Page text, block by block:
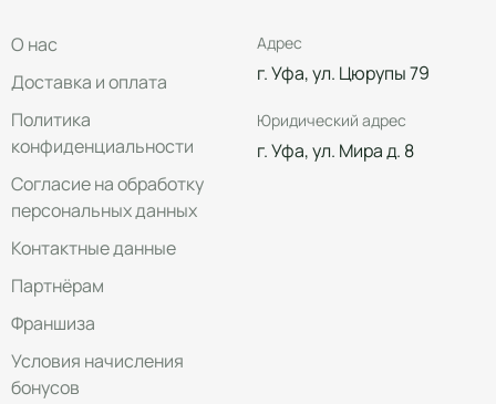
О нас
Доставка и оплата
Политика
конфиденциальности
Согласие на обработку
персональных данных
Контактные данные
Партнёрам
Франшиза
Условия начисления
бонусов
Адрес
г. Уфа, ул. Цюрупы 79
Юридический адрес
г. Уфа, ул. Мира д. 8